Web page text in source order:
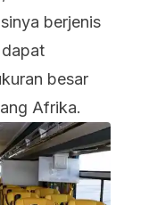
berjenis
besar
Afrika.